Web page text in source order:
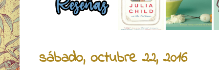
sábado, octubre 22, 2016